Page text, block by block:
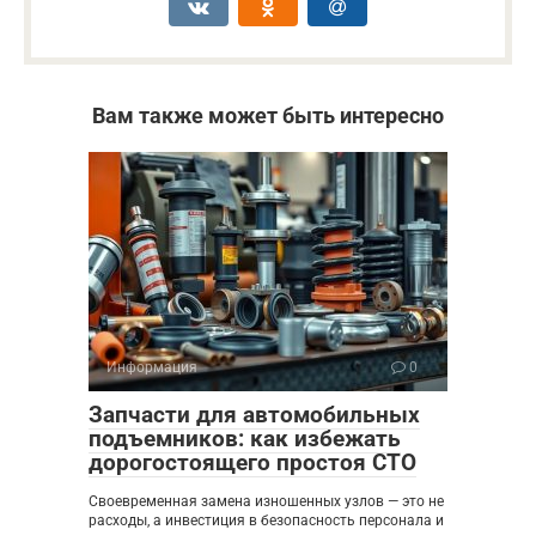
Вам также может быть интересно
Информация 0
Запчасти для автомобильных
подъемников: как избежать
дорогостоящего простоя СТО
Своевременная замена изношенных узлов — это не
расходы, а инвестиция в безопасность персонала и